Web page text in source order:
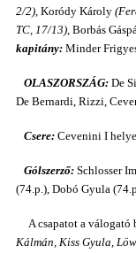
2/2), Koródy Károly
TC, 17/13), Borbás
kapitány: Minder
OLASZORSZÁG: De
De Bernardi, Rizzi,
Csere: Cevenini I
Gólszerző: Schlosser
(74.p.), Dobó Gyula
A csapatot a válogató
Kálmán, Kiss Gyula,